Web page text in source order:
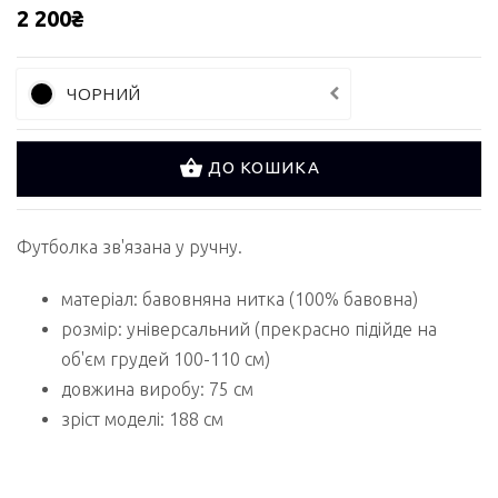
2 200₴
ЧОРНИЙ
ДО КОШИКА
Футболка зв'язана у ручну.
матеріал: бавовняна нитка (100% бавовна)
розмір: універсальний (прекрасно підійде на
об'єм грудей 100-110 см)
довжина виробу: 75 см
зріст моделі: 188 см